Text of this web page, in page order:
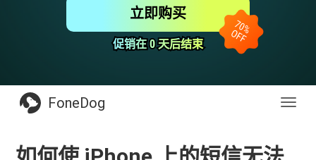
促销在 0 天后结束
促销在 0 天后结束
立即购买
FoneDog